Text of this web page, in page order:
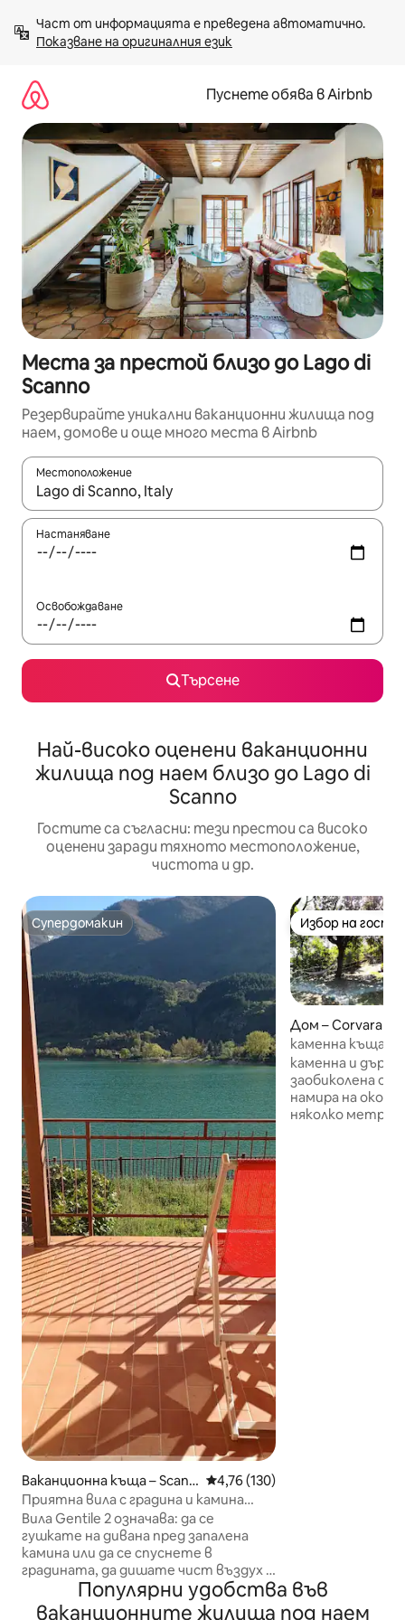
към
съдържанието
Показване на оригиналния език
Пуснете обява в Airbnb
Места за престой близо до Lago di
Scanno
Резервирайте уникални ваканционни жилища под
наем, домове и още много места в Airbnb
Местоположение
Когато резултатите се покажат, използвайте
Настаняване
Освобождаване
Търсене
Най-високо оценени ваканционни
жилища под наем близо до Lago di
Scanno
Гостите са съгласни: тези престои са високо
оценени заради тяхното местоположение,
чистота и др.
Супердомакин
Супердомакин
Ваканционна къща – Scann
o
Средна оценка: 4,76 от 5,
4,76 (130)
Приятна вила с градина и камина
Езеро Скано
Вила Gentile 2 означава: да се
гушкате на дивана пред запалена
камина или да се спуснете в
градината, да дишате чист въздух и
да се насладите на сладката гледка
към уникална естествена картина,
Избор на
Избор на
Дом – Corvara
каменна къща в гората
гората
каменна и
заобиколена
намира на
няколко метра
Популярни удобства във
ваканционните жилища под наем